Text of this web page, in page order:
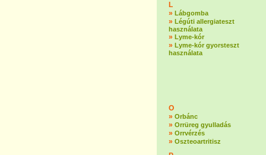
L
» Lábgomba
» Légúti allergiateszt
használata
» Lyme-kór
» Lyme-kór gyorsteszt
használata
O
» Orbánc
» Orrüreg gyulladás
» Orrvérzés
» Oszteoartritisz